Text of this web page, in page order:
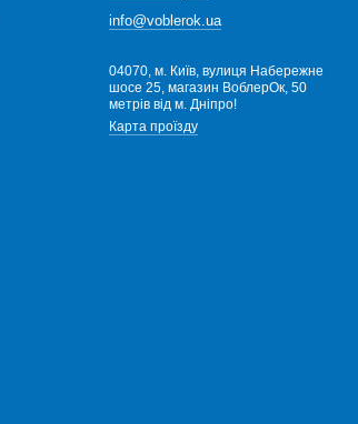
info@voblerok.ua
04070, м. Київ, вулиця Набережне
шосе 25, магазин ВоблерОк, 50
метрів від м. Дніпро!
Карта проїзду